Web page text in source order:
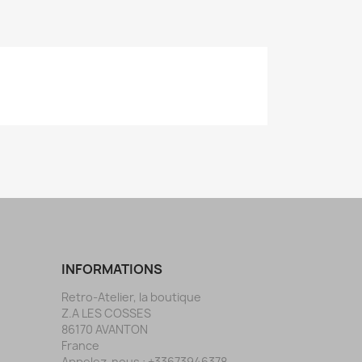
INFORMATIONS
Retro-Atelier, la boutique
Z.A LES COSSES
86170 AVANTON
France